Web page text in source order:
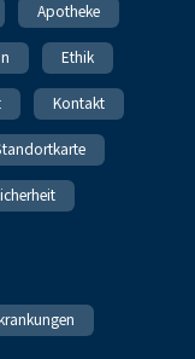
Apotheke
Ethik
Kontakt